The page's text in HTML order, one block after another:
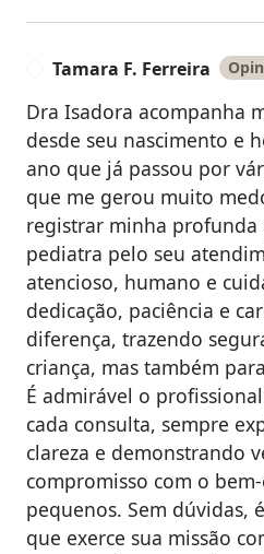
Tamara F. Ferreira
Dra Isadora acompanha
desde seu nascimento e
ano que já passou por
que me gerou muito
registrar minha profunda
pediatra pelo seu
atencioso, humano e
dedicação, paciência e
diferença, trazendo
criança, mas também
É admirável o
cada consulta, sempre
clareza e demonstrando
compromisso com o
pequenos. Sem dúvidas,
que exerce sua missão